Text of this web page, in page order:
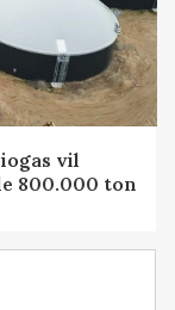
vil
800.000 ton